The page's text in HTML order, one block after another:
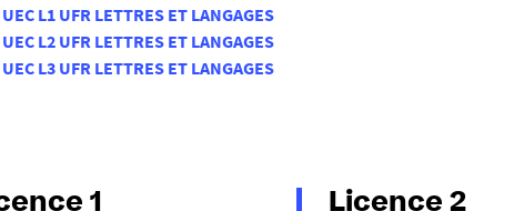
L1 UFR LETTRES ET LANGAGES
L2 UFR LETTRES ET LANGAGES
L3 UFR LETTRES ET LANGAGES
1 Licence 2